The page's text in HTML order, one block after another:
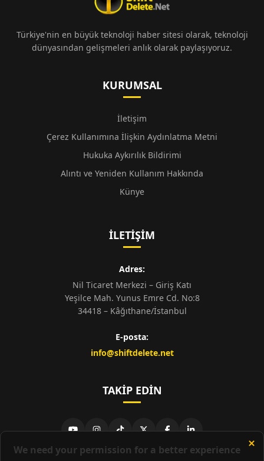
Türkiye'nin en büyük teknoloji haber sitesi olarak, teknoloji
dünyasından gelişmeleri anlık olarak paylaşıyoruz.
KURUMSAL
İletişim
Çerez Kullanımına İlişkin Aydınlatma Metni
Hukuka Aykırılık Bildirimi
Alıntı ve Yeniden Kullanım Hakkında
Künye
İLETIŞIM
Adres:
Nil Ticaret Merkezi – Giriş Katı
Yeşilce Mah. Yunus Emre Cd. No:8
34418 – Kâğıthane/İstanbul
E-posta:
info@shiftdelete.net
TAKIP EDIN